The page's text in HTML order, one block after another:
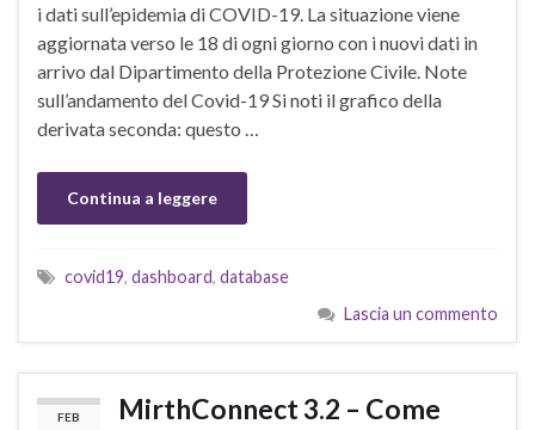
i dati sull’epidemia di COVID-19. La situazione viene
aggiornata verso le 18 di ogni giorno con i nuovi dati in
arrivo dal Dipartimento della Protezione Civile. Note
sull’andamento del Covid-19 Si noti il grafico della
derivata seconda: questo …
Continua a leggere
covid19, dashboard, database
Lascia un commento
FEB
MirthConnect 3.2 – Come